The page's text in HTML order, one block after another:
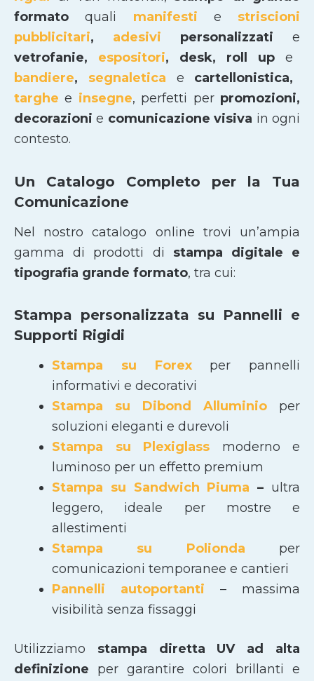
formatoquali manifesti e striscioni
pubblicitari, adesivi personalizzati e
vetrofanie, espositori, desk, roll up e
bandiere, segnaletica e cartellonistica,
targhee insegne, perfetti per promozioni,
decorazionie comunicazione visiva in ogni
contesto.
Un Catalogo Completo per la Tua
Comunicazione
Nel nostro catalogo online trovi un’ampia
gamma di prodotti di stampa digitale e
tipografia grande formato, tra cui:
Stampa personalizzata su Pannelli e
Supporti Rigidi
Stampa su Forexper pannelli
informativi e decorativi
Stampa su Dibond Alluminio per
soluzioni eleganti e durevoli
Stampa su Plexiglass moderno e
luminoso per un effetto premium
Stampa su Sandwich Piuma – ultra
leggero, ideale per mostre e
allestimenti
Stampa su Polionda per
comunicazioni temporanee e cantieri
Pannelli autoportanti – massima
visibilità senza fissaggi
Utilizziamo stampa diretta UV ad alta
definizione per garantire colori brillanti e